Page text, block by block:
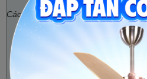
Cách tính:
Tổng lượng ánh sáng cần
Tổng công suất đèn cần dùng
Số lượng đèn cần dùng cho